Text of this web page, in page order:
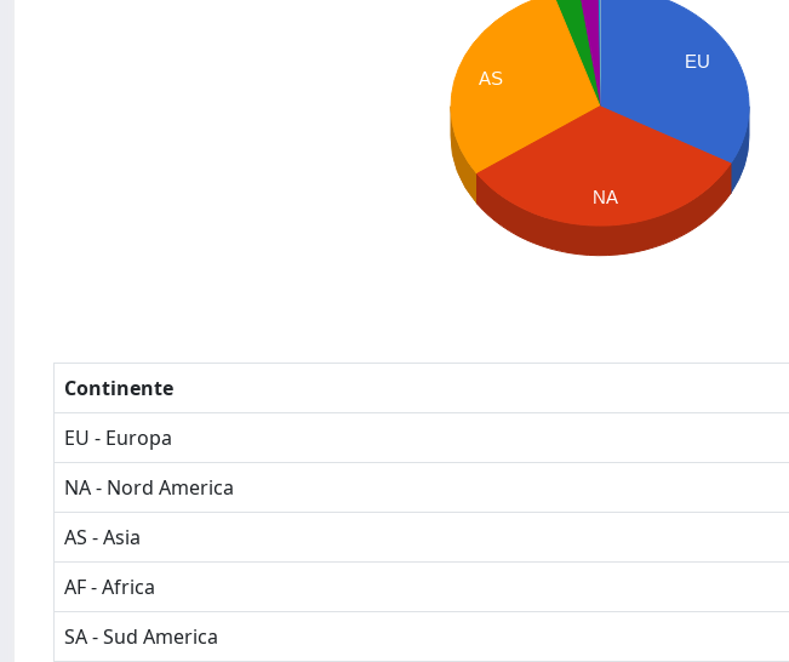
EU
AS
NA
Continente
EU - Europa
NA - Nord America
AS - Asia
AF - Africa
SA - Sud America